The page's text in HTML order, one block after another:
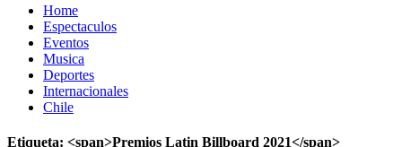
Home
Espectaculos
Eventos
Musica
Deportes
Internacionales
Chile
Etiqueta: <span>Premios Latin Billboard 2021</span>